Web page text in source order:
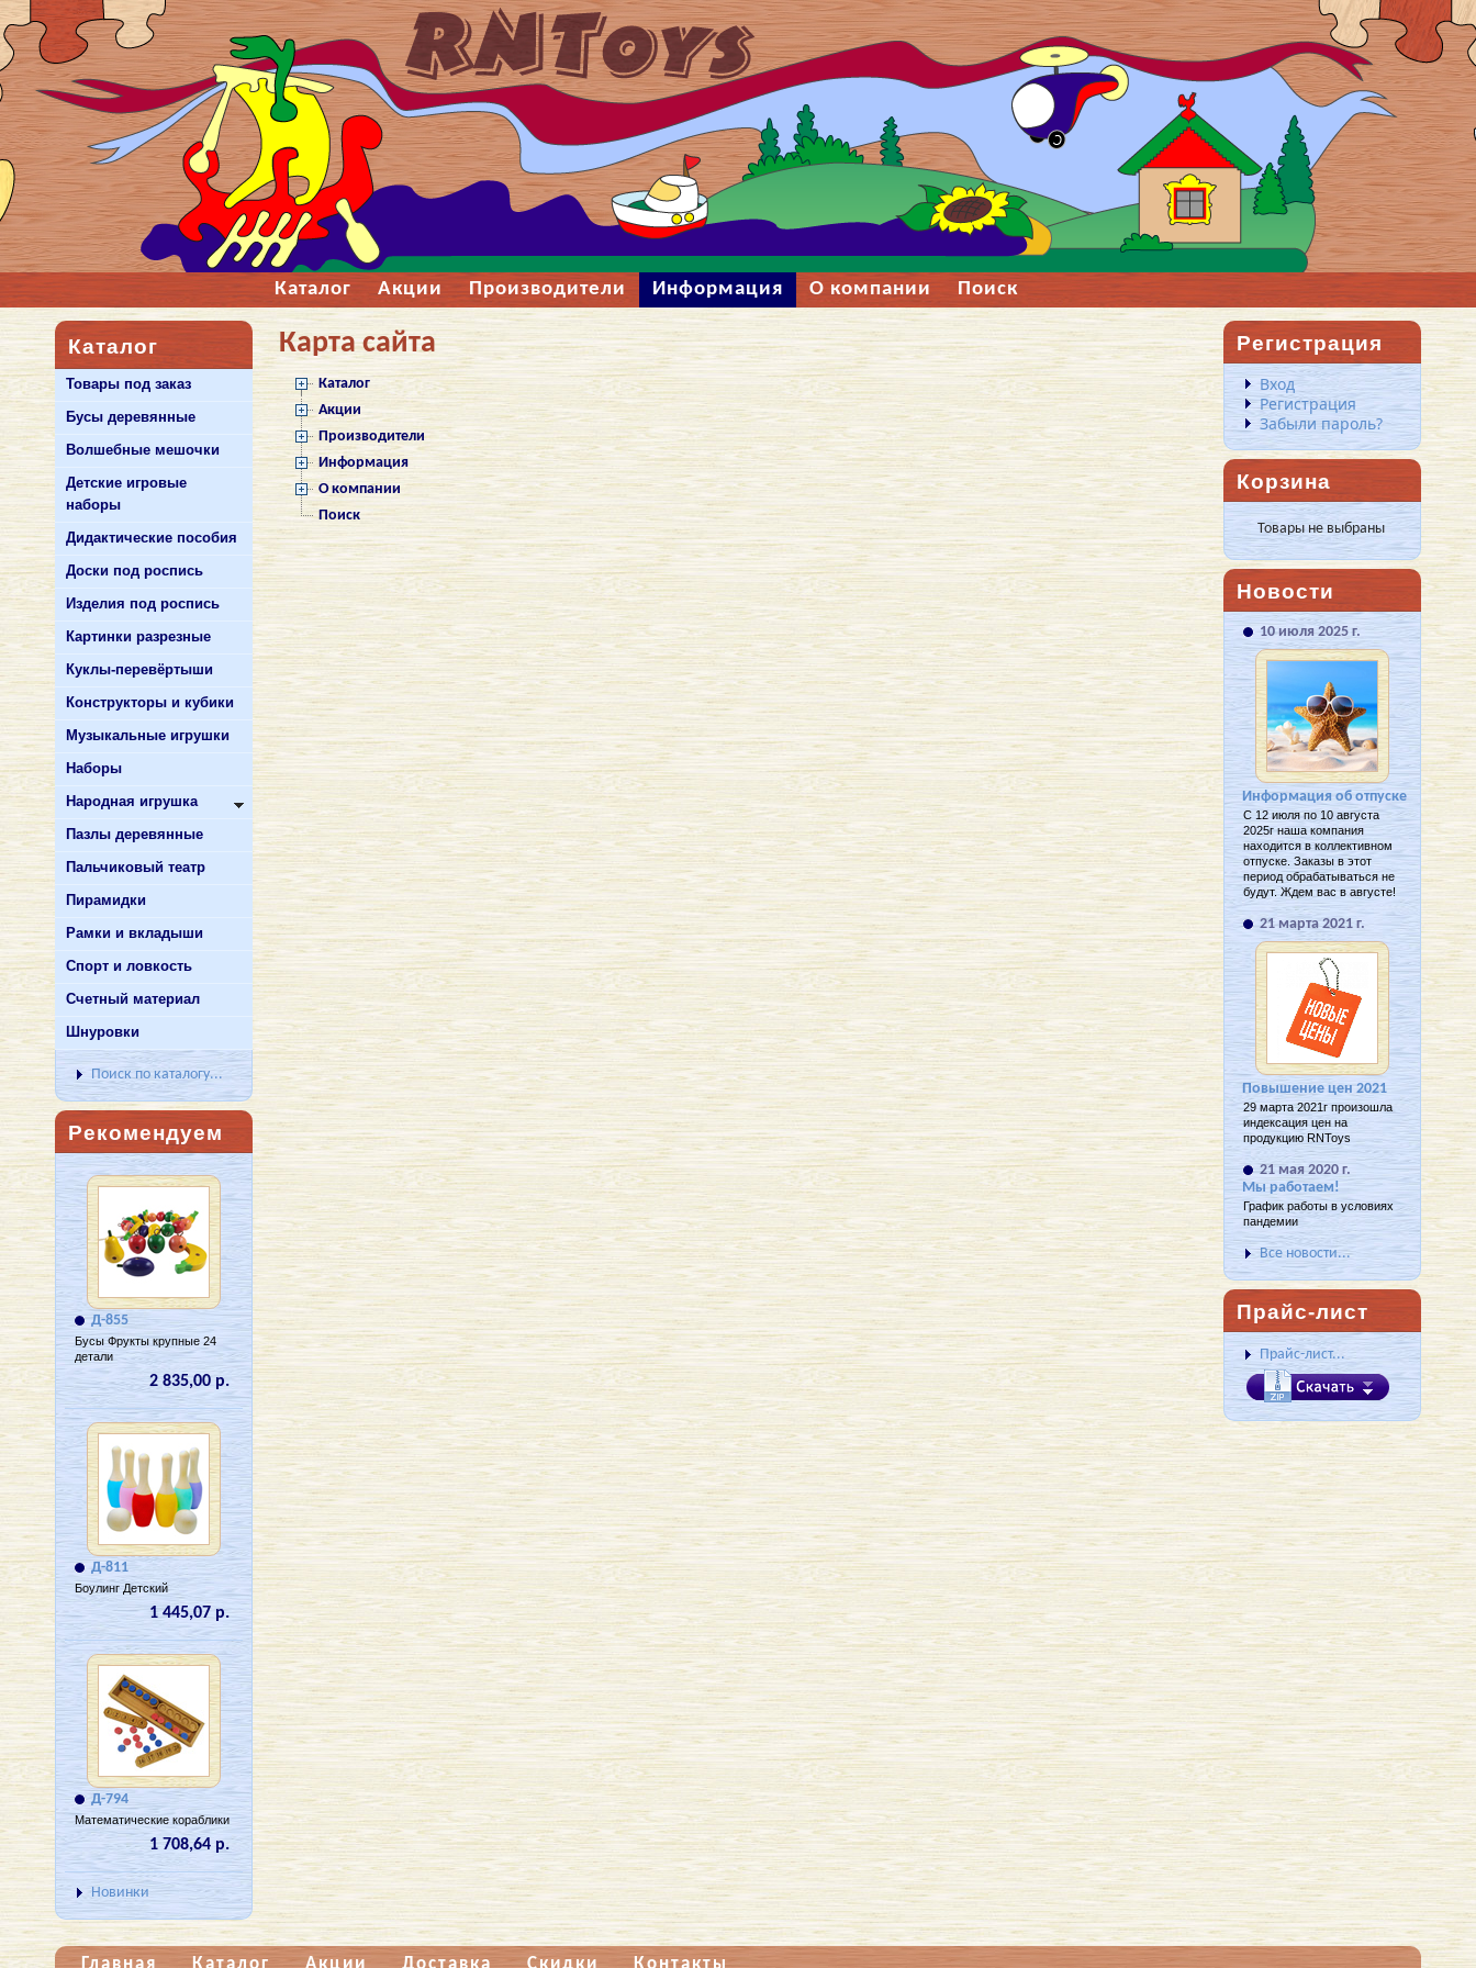
Каталог Акции Производители Информация О компании Поиск
Каталог
Товары под заказ
Бусы деревянные
Волшебные мешочки
Детские игровые
наборы
Дидактические пособия
Доски под роспись
Изделия под роспись
Картинки разрезные
Куклы-перевёртыши
Конструкторы и кубики
Музыкальные игрушки
Наборы
Народная игрушка
Пазлы деревянные
Пальчиковый театр
Пирамидки
Рамки и вкладыши
Спорт и ловкость
Счетный материал
Шнуровки
Поиск по каталогу...
Рекомендуем
Д-855
Бусы Фрукты крупные 24
детали
2 835,00 р.
Д-811
Боулинг Детский
1 445,07 р.
Д-794
Математические кораблики
1 708,64 р.
Новинки
Карта сайта
Каталог
Акции
Производители
Информация
О компании
Поиск
Регистрация
Вход
Регистрация
Забыли пароль?
Корзина
Товары не выбраны
Новости
10 июля 2025 г.
Информация об отпуске
С 12 июля по 10 августа
2025г наша компания
находится в коллективном
отпуске. Заказы в этот
период обрабатываться не
будут. Ждем вас в августе!
21 марта 2021 г.
Повышение цен 2021
29 марта 2021г произошла
индексация цен на
продукцию RNToys
21 мая 2020 г.
Мы работаем!
График работы в условиях
пандемии
Все новости...
Прайс-лист
Прайс-лист...
Главная Каталог Акции Доставка Скидки Контакты